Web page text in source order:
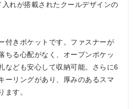
れが搭載されたクールデザインの
付きポケットです。ファスナーが
ちる心配がなく、オープンポケッ
なども安心して収納可能。さらに6
ーリングがあり、厚みのあるスマ
ます。